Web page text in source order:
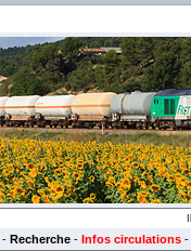
- Recherche - Infos circulations -